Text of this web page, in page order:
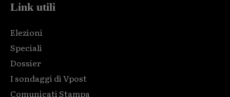
Link utili
Elezioni
Speciali
Dossier
I sondaggi di Vpost
Comunicati Stampa